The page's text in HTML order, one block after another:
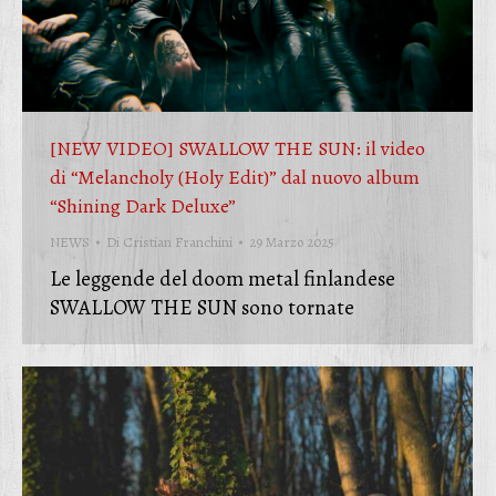
[NEW VIDEO] SWALLOW THE SUN: il video
di “Melancholy (Holy Edit)” dal nuovo album
“Shining Dark Deluxe”
NEWS Di Cristian Franchini 29 Marzo 2025
Le leggende del doom metal finlandese
SWALLOW THE SUN sono tornate